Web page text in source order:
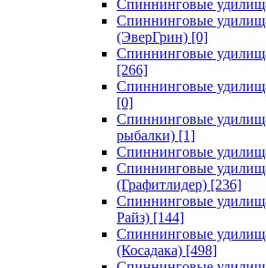
Спиннинговые
Спиннинговые
(ЭверГрин) [0]
Спиннинговые
[266]
Спиннинговые
[0]
Спиннинговые
рыбалки) [1]
Спиннинговые
Спиннинговые
(Графитлидер) [236]
Спиннинговые
Райз) [144]
Спиннинговые
(Косадака) [498]